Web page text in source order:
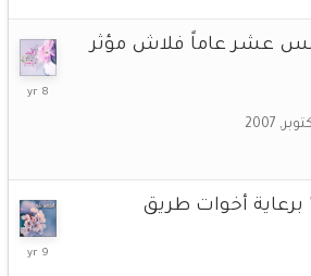
عشر عاماً فلاش مؤثر
22
أخوات طريق
21